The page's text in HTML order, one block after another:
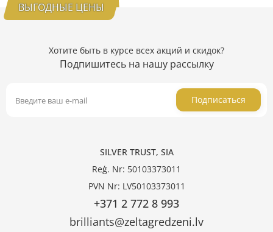
ВЫГОДНЫЕ ЦЕНЫ
Хотите быть в курсе всех акций и скидок?
Подпишитесь на нашу рассылку
Подписаться
SILVER TRUST, SIA
Reģ. Nr: 50103373011
PVN Nr: LV50103373011
+371 2 772 8 993
brilliants@zeltagredzeni.lv